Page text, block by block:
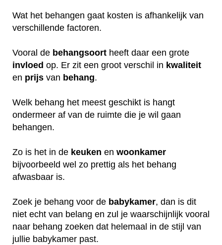
Wat het behangen gaat kosten is afhankelijk van
verschillende factoren.
Vooral de behangsoort heeft daar een grote
invloed op. Er zit een groot verschil in kwaliteit
en prijs van behang.
Welk behang het meest geschikt is hangt
ondermeer af van de ruimte die je wil gaan
behangen.
Zo is het in de keuken en woonkamer
bijvoorbeeld wel zo prettig als het behang
afwasbaar is.
Zoek je behang voor de babykamer, dan is dit
niet echt van belang en zul je waarschijnlijk vooral
naar behang zoeken dat helemaal in de stijl van
jullie babykamer past.